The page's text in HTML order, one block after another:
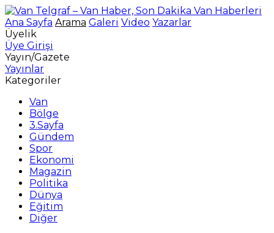
Ana Sayfa Arama Galeri Video Yazarlar
Üyelik
Üye Girişi
Yayın/Gazete
Yayınlar
Kategoriler
Van
Bölge
3.Sayfa
Gündem
Spor
Ekonomi
Magazin
Politika
Dünya
Eğitim
Diğer